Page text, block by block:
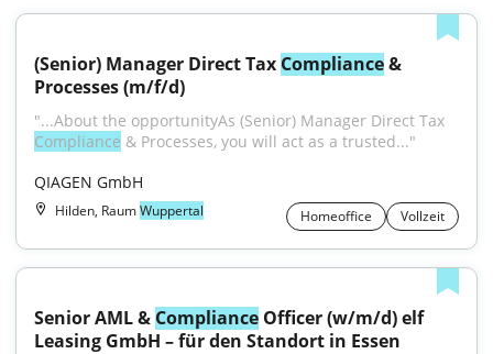
(Senior) Manager Direct Tax Compliance &
Processes (m/f/d)
Compliance & Processes, you will act as a trusted..."
QIAGEN GmbH
Hilden, RaumWuppertal Homeoffice Vollzeit
Senior AML & Compliance Officer (w/m/d) elf
Leasing GmbH – für den Standort in Essen